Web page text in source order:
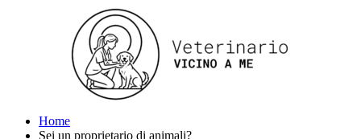
Home
Sei un proprietario di animali?